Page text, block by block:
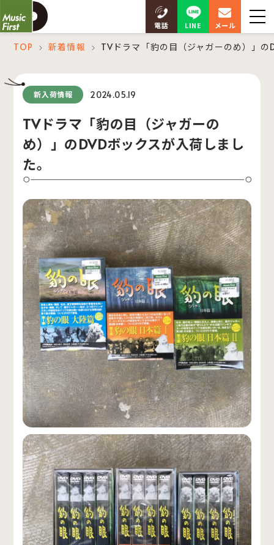
電話 LINE メール
TOP ＞ 新着情報 ＞ TVドラマ「豹の目（ジャガーのめ）」
新入荷情報 2024.05.19
TVドラマ「豹の目（ジャガーの
め）」のDVDボックスが入荷しまし
た。